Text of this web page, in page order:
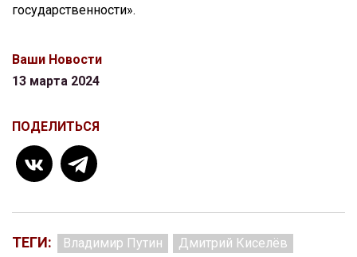
государственности».
Ваши Новости
13 марта 2024
ПОДЕЛИТЬСЯ
ТЕГИ: Владимир Путин Дмитрий Киселёв